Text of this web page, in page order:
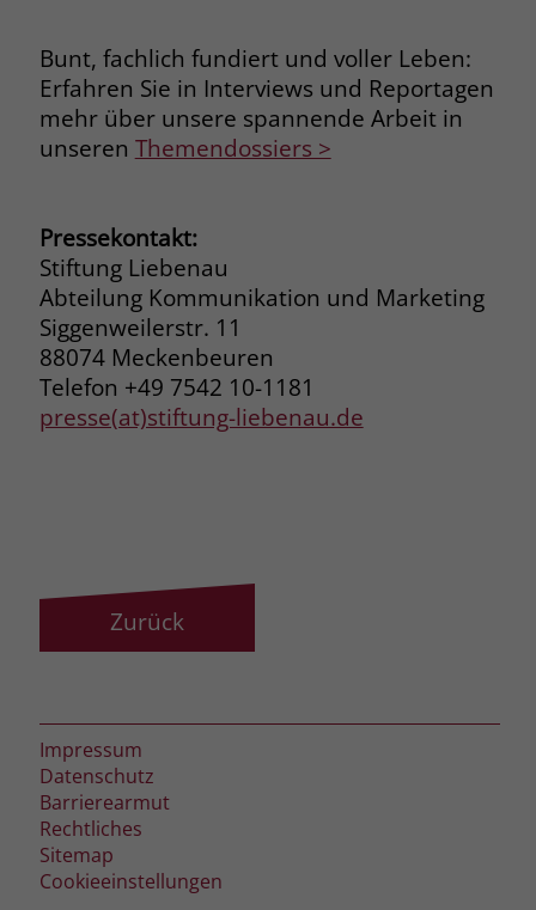
Bunt, fachlich fundiert und voller Leben:
Erfahren Sie in Interviews und Reportagen
mehr über unsere spannende Arbeit in
unseren Themendossiers >
Pressekontakt:
Stiftung Liebenau
Abteilung Kommunikation und Marketing
Siggenweilerstr. 11
88074 Meckenbeuren
Telefon +49 7542 10-1181
presse(at)stiftung-liebenau.de
Zurück
Impressum
Datenschutz
Barrierearmut
Rechtliches
Sitemap
Cookieeinstellungen
Zweck
die Werbe- und Analysebemühungen
von Facebook zurückzuführen. Dieses
Cookie ist ein Erstanbieter-Cookie, d. h.
Facebook platziert es, während ein
Nutzers auf verschiedenen Websites
und meldet dieses Verhalten an
Facebook. Facebook kann dann die
gesammelten Daten nutzen, um den
Nutzer besser zu verstehen und
bessere, relevantere Werbung zu
zeigen. Das _fbp-Cookie sammelt keine
persönlich identifizierbaren
Informationen und wird von Facebook